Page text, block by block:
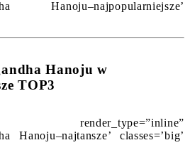
Hanoju–najpopularniejsze’
Hanoju w
TOP3
render_type=”inline”
Hanoju–najtansze’ classes=’big’